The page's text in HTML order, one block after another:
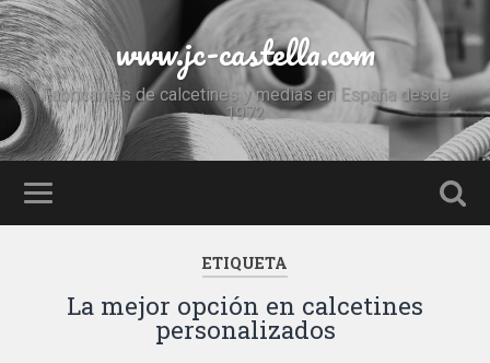
www.jc-castella.com
Fabricantes de calcetines y medias en España desde
1972
ETIQUETA
La mejor opción en calcetines
personalizados